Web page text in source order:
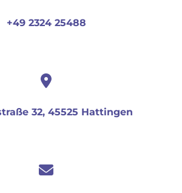
+49 2324 25488
32, 45525 Hattingen